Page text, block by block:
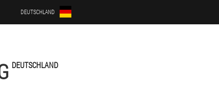
DEUTSCHLAND
DEUTSCHLAND